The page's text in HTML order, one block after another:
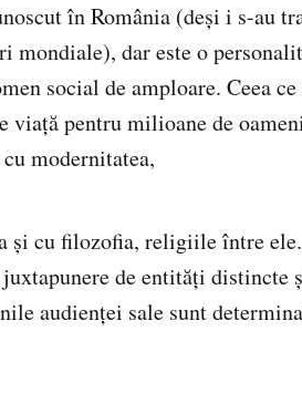
în România (deși i s-au
mondiale), dar este o
social de amploare. Ceea
viață pentru milioane de
modernitatea,
și cu filozofia, religiile între
de entități distincte
audienței sale sunt